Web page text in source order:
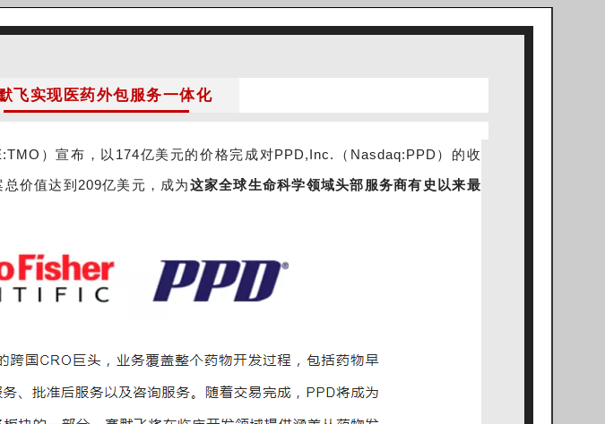
飞实现医药外包服务一体化
）宣布，以174亿美元的价格完成对PPD,Inc.（Nasdaq:PPD）的收
价值达到209亿美元，成为这家全球生命科学领域头部服务商有史以来最